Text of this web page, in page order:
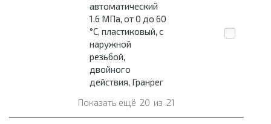
автоматический
1.6 МПа, от 0 до 60
°C, пластиковый, с
наружной
резьбой,
двойного
действия, Гранрег
Показать ещё 20 из 21